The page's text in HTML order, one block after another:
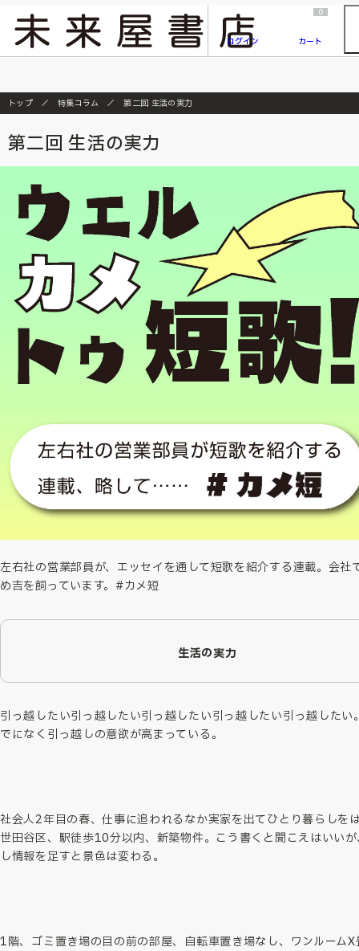
『ONE PIECE magazine 021 ONE PIECEカード付き同梱版』発売延期のご案内
ログイン
0
カート
トップ 特集コラム 第二回 生活の実力
第二回 生活の実力
左右社の営業部員が、エッセイを通して短歌を紹介する連載。会社
め吉を飼っています。#カメ短
生活の実力
引っ越したい引っ越したい引っ越したい引っ越したい引っ越したい
でになく引っ越しの意欲が高まっている。
社会人2年目の春、仕事に追われるなか実家を出てひとり暮らしを
世田谷区、駅徒歩10分以内、新築物件。こう書くと聞こえはいい
し情報を足すと景色は変わる。
1階、ゴミ置き場の目の前の部屋、自転車置き場なし、ワンルーム